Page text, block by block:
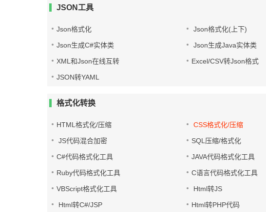
JSON工具
Json格式化 Json格式化(上下)
Json生成C#实体类 Json生成Java实体类
XML和Json在线互转 Excel/CSV转Json格式
JSON转YAML
格式化转换
HTML格式化/压缩 CSS格式化/压缩
JS代码混合加密 SQL压缩/格式化
C#代码格式化工具 JAVA代码格式化工具
Ruby代码格式化工具 C语言代码格式化工具
VBScript格式化工具 Html转JS
Html转C#/JSP Html转PHP代码